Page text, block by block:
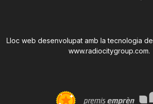
Lloc web desenvolupat amb la tecnologia de
www.radiocitygroup.com.